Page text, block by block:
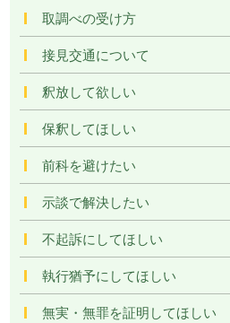
取調べの受け方
接見交通について
釈放して欲しい
保釈してほしい
前科を避けたい
示談で解決したい
不起訴にしてほしい
執行猶予にしてほしい
無実・無罪を証明してほしい